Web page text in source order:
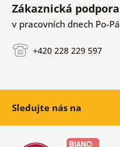
Zákaznická podpora
v pracovních dnech Po-
+420 228 229 597
Sledujte nás na